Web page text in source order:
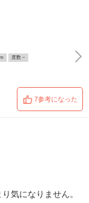
度数 ~
7参考になった
気になりません。